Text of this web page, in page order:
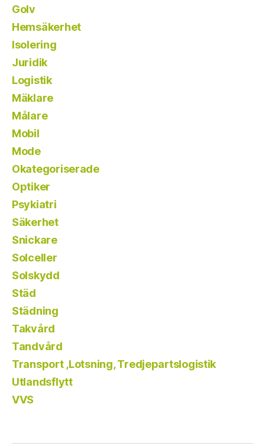
Golv
Hemsäkerhet
Isolering
Juridik
Logistik
Mäklare
Målare
Mobil
Mode
Okategoriserade
Optiker
Psykiatri
Säkerhet
Snickare
Solceller
Solskydd
Städ
Städning
Takvård
Tandvård
Transport ,Lotsning, Tredjepartslogistik
Utlandsflytt
VVS